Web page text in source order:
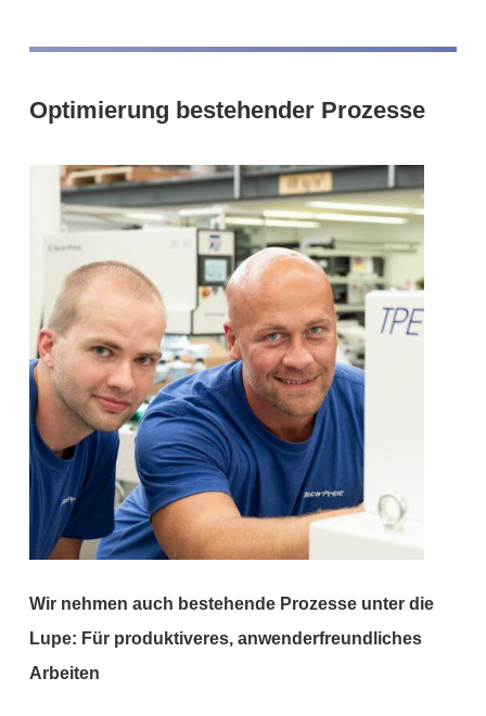
Optimierung bestehender Prozesse
Wir nehmen auch bestehende Prozesse unter die
Lupe: Für produktiveres, anwenderfreundliches
Arbeiten